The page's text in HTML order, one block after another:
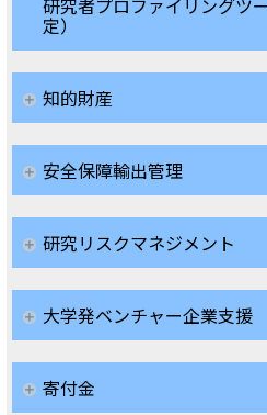
定）
知的財産
安全保障輸出管理
研究リスクマネジメント
大学発ベンチャー企業支援
寄付金